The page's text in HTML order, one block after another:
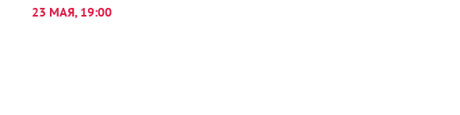
23 МАЯ, 19:00